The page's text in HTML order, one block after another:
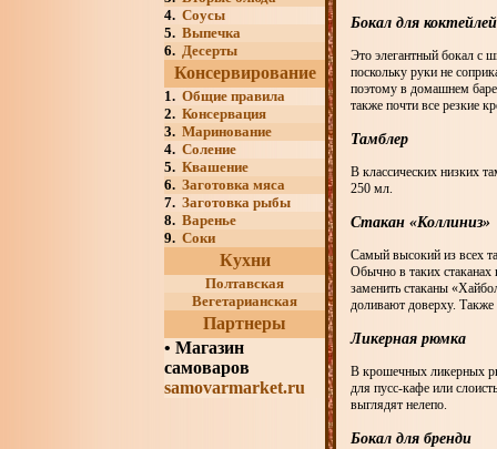
4. Соусы
5. Выпечка
6. Десерты
Консервирование
1. Общие правила
2. Консервация
3. Маринование
4. Соление
5. Квашение
6. Заготовка мяса
7. Заготовка рыбы
8. Варенье
9. Соки
Кухни
Полтавская
Вегетарианская
Партнеры
• Магазин
самоваров
samovarmarket.ru
Бокал для коктейлей
Это элегантный бокал с
поскольку руки не
поэтому в домашнем
также почти все резкие
Тамблер
В классических низких
250 мл.
Стакан «Коллиниз»
Самый высокий из всех
Обычно в таких
заменить стаканы
доливают доверху. Также
Ликерная рюмка
В крошечных ликерных
для пусс-кафе или
выглядят нелепо.
Бокал для бренди